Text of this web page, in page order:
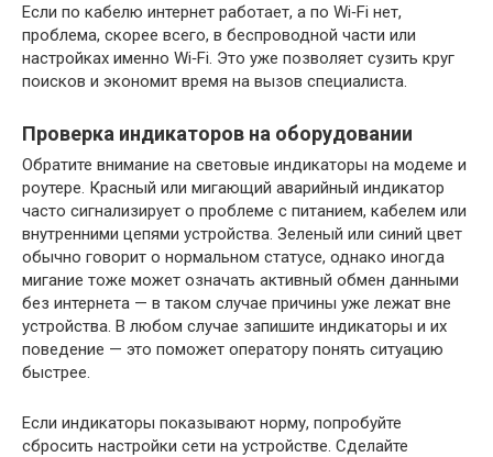
Если по кабелю интернет работает, а по Wi‑Fi нет,
проблема, скорее всего, в беспроводной части или
настройках именно Wi‑Fi. Это уже позволяет сузить круг
поисков и экономит время на вызов специалиста.
Проверка индикаторов на оборудовании
Обратите внимание на световые индикаторы на модеме и
роутере. Красный или мигающий аварийный индикатор
часто сигнализирует о проблеме с питанием, кабелем или
внутренними цепями устройства. Зеленый или синий цвет
обычно говорит о нормальном статусе, однако иногда
мигание тоже может означать активный обмен данными
без интернета — в таком случае причины уже лежат вне
устройства. В любом случае запишите индикаторы и их
поведение — это поможет оператору понять ситуацию
быстрее.
Если индикаторы показывают норму, попробуйте
сбросить настройки сети на устройстве. Сделайте